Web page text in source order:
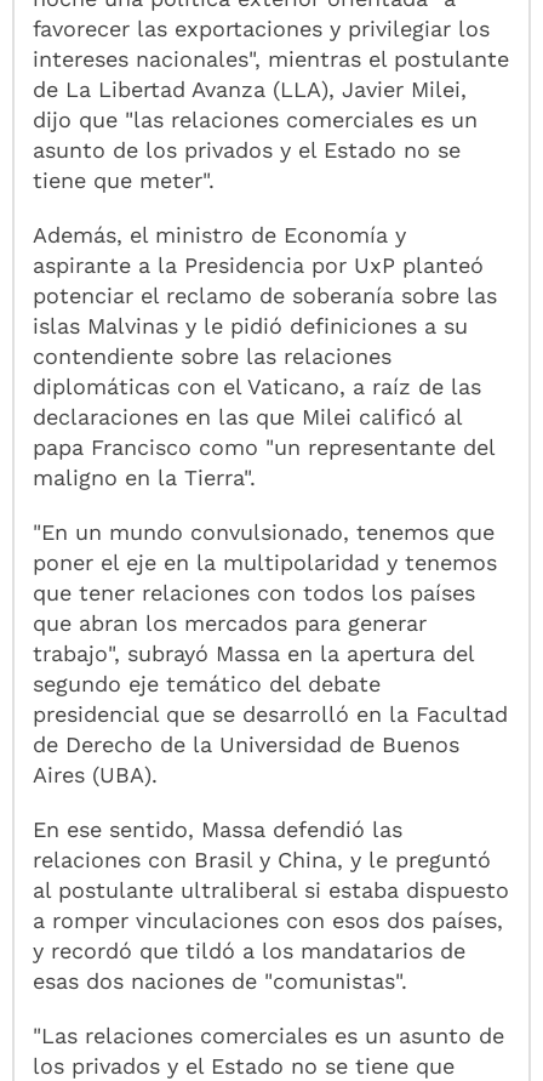
favorecer las exportaciones y privilegiar los
intereses nacionales", mientras el postulante
de La Libertad Avanza (LLA), Javier Milei,
dijo que "las relaciones comerciales es un
asunto de los privados y el Estado no se
tiene que meter".
Además, el ministro de Economía y
aspirante a la Presidencia por UxP planteó
potenciar el reclamo de soberanía sobre las
islas Malvinas y le pidió definiciones a su
contendiente sobre las relaciones
diplomáticas con el Vaticano, a raíz de las
declaraciones en las que Milei calificó al
papa Francisco como "un representante del
maligno en la Tierra".
"En un mundo convulsionado, tenemos que
poner el eje en la multipolaridad y tenemos
que tener relaciones con todos los países
que abran los mercados para generar
trabajo", subrayó Massa en la apertura del
segundo eje temático del debate
presidencial que se desarrolló en la Facultad
de Derecho de la Universidad de Buenos
Aires (UBA).
En ese sentido, Massa defendió las
relaciones con Brasil y China, y le preguntó
al postulante ultraliberal si estaba dispuesto
a romper vinculaciones con esos dos países,
y recordó que tildó a los mandatarios de
esas dos naciones de "comunistas".
"Las relaciones comerciales es un asunto de
los privados y el Estado no se tiene que